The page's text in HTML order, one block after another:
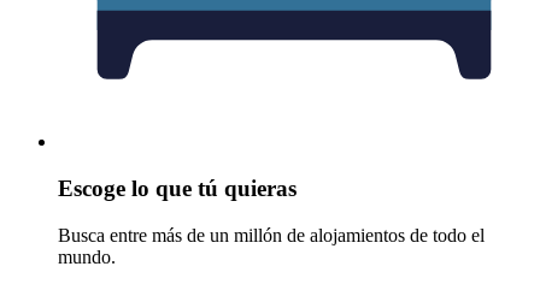
Escoge lo que tú quieras
Busca entre más de un millón de alojamientos de todo el
mundo.